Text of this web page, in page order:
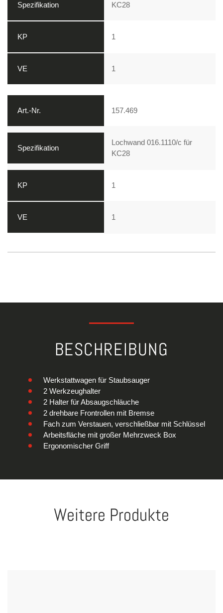
KC28
1
1
157.469
Lochwand 016.1110/c für
KC28
1
1
BESCHREIBUNG
Werkstattwagen für Staubsauger
2 Werkzeughalter
2 Halter für Absaugschläuche
2 drehbare Frontrollen mit Bremse
Fach zum Verstauen, verschließbar mit Schlüssel
Arbeitsfläche mit großer Mehrzweck Box
Ergonomischer Griff
Weitere Produkte